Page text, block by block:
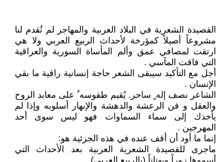
القصيدة الشعرية في البلاد العربية والمهاجر لم تُقدم لنا
مشروعاً أصيلاً كمؤرخة لأحداث الربيع العربي ولا هي
ارتقت لمصافي عمق وألم المأساة السورية والعراقية
التي فاقت المآسي .
أجل مع التأكيد سيبقى الشعر حاجة إنسانية راقية ما بقي
الإنسان .
الشاعر نصف إله ٍ ساحر. يُقيم طقوسه ُ على معابد الروح
والعقل و فن الرعشة والدهشة والإبهار أسلوبه وإذا لم
يأخذك إلى سماء السماوات فهو ليس سوى أحد
المهرجين .
إنما ما أود أن أقف عنده في هذه الجزئية هو:
ماجرى للقصيدة الشعرية العربية بعد الأحداث التي